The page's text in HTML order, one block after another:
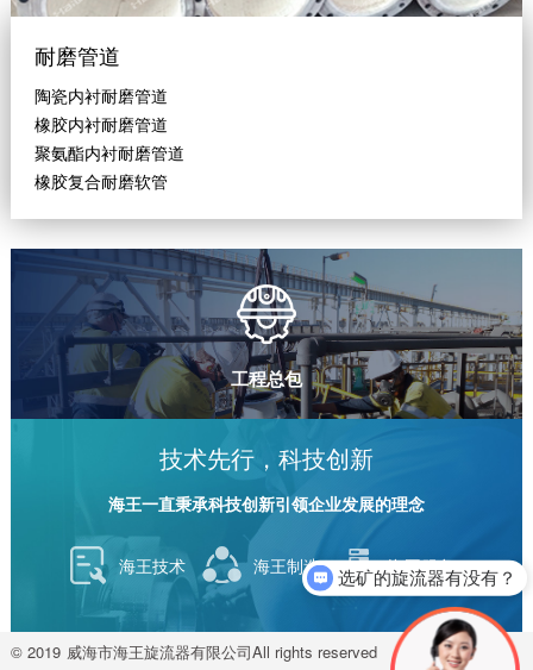
耐磨管道
陶瓷内衬耐磨管道
橡胶内衬耐磨管道
聚氨酯内衬耐磨管道
橡胶复合耐磨软管
工程总包
技术先行，科技创新
海王一直秉承科技创新引领企业发展的理念
海王技术 海王制造 海王服务
© 2019 威海市海王旋流器有限公司All rights reserved
选矿的旋流器有没有？